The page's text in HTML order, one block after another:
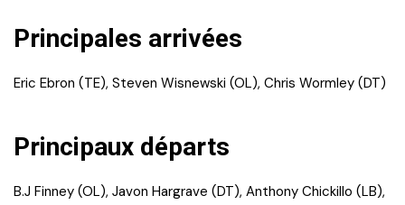
Principales arrivées
Eric Ebron (TE), Steven Wisnewski (OL), Chris Wormley (DT)
Principaux départs
B.J Finney (OL), Javon Hargrave (DT), Anthony Chickillo (LB),